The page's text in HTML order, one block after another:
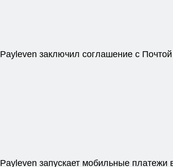
Payleven заключил соглашение с
Payleven запускает мобильные платежи